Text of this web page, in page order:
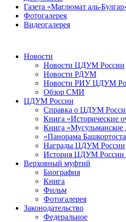
Газета «Маглюмат аль-
Фотогалерея
Видеогалерея
Новости
Новости ЦДУМ России
Новости РДУМ
Новости РИУ ЦДУМ
Обзор СМИ
ЦДУМ России
Справка о ЦДУМ
Книга «Исторические
Книга «Мусульманское
«Панорама
Награды ЦДУМ России
История ЦДУМ России
Верховный муфтий
Биография
Книга
Фильм
Фотогалерея
Законодательство
Федеральное